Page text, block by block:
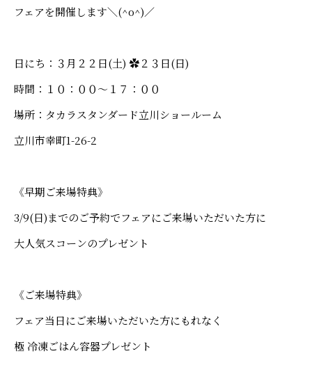
フェアを開催します＼(^o^)／
日にち：３月２２日(土) ✿２３日(日)
時間：１０：００～１７：００
場所：タカラスタンダード立川ショールーム
立川市幸町1-26-2
《早期ご来場特典》
3/9(日)までのご予約でフェアにご来場いただいた方に
大人気スコーンのプレゼント
《ご来場特典》
フェア当日にご来場いただいた方にもれなく
極 冷凍ごはん容器プレゼント